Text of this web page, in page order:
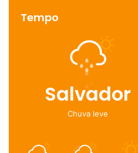
Tempo
Salvador
Chuva leve